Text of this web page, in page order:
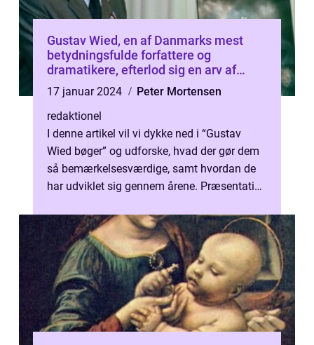
Gustav Wied, en af Danmarks mest
betydningsfulde forfattere og
dramatikere, efterlod sig en arv af
bøger, der er blevet kendt for deres rige
karakterer, skarpe satiriske
kommentarer og en unik fortællestil
17 januar 2024
Peter Mortensen
redaktionel
I denne artikel vil vi dykke ned i “Gustav
Wied bøger” og udforske, hvad der gør dem
så bemærkelsesværdige, samt hvordan de
har udviklet sig gennem årene. Præsentation